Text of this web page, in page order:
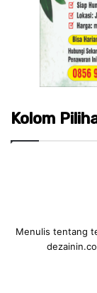
Kolom
Menulis tentang